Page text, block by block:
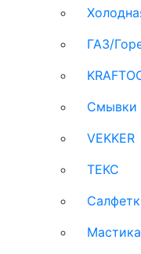
ГАЗ/
Смывки
VEKKER
ТЕКС
Мастика